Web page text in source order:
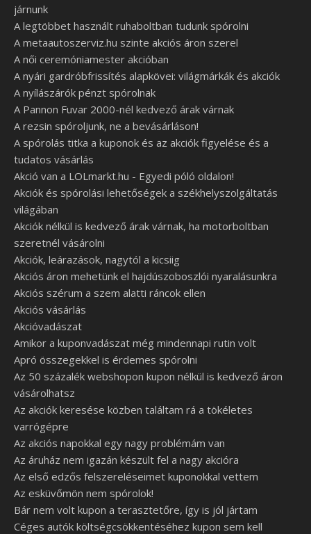
járnunk
A legtöbbet használt ruhaboltban tudunk spórolni
A metaautoszerviz.hu szinte akciós áron szerel
A női ceremóniamester akcióban
A nyári gardróbfrissítés alapkövei: világmárkák és akciók
A nyílászárók pénzt spórolnak
A Pannon Fuvar 2000-nél kedvező árak várnak
A rezsin spóroljunk, ne a bevásárláson!
A spórolás titka a kuponok és az akciók figyelése és a
tudatos vásárlás
Akció van a LOLmarkt.hu - Egyedi póló oldalon!
Akciók és spórolási lehetőségek a székhelyszolgáltatás
világában
Akciók nélkül is kedvező árak várnak, ha motorboltban
szeretnél vásárolni
Akciók, leárazások, nagytól a kicsiig
Akciós áron mehetünk el hajdúszoboszlói nyaralásunkra
Akciós szérum a szem alatti ráncok ellen
Akciós vásárlás
Akcióvadászat
Amikor a kuponvadászat még mindennapi rutin volt
Apró összegekkel is érdemes spórolni
Az 50 százalék webshopon kupon nélkül is kedvező áron
vásárolhatsz
Az akciók keresése közben találtam rá a tökéletes
varrógépre
Az akciós napokkal egy nagy problémám van
Az áruház nem igazán készült fel a nagy akcióra
Az első edzős felszereléseimet kuponokkal vettem
Az esküvőmön nem spórolok!
Bár nem volt kupon a terasztetőre, így is jól jártam
Céges autók költségcsökkentéséhez kupon sem kell